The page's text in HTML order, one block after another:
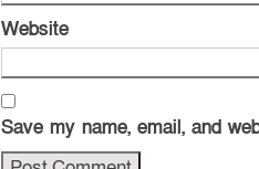
Website
Save my name, email, and